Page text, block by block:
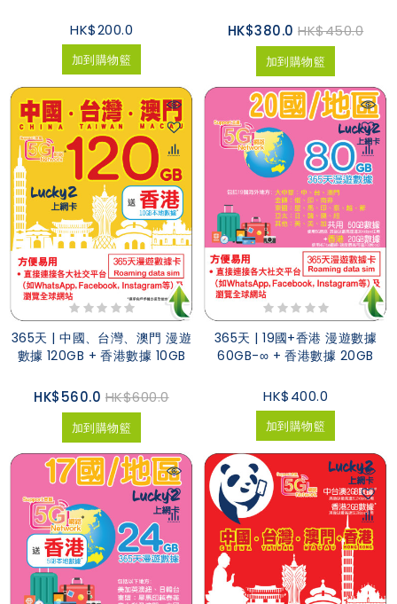
HK$200.0
加到購物籃
HK$380.0 HK$450.0
加到購物籃
365天 | 中國、台灣、澳門 漫遊
數據 120GB + 香港數據 10GB
HK$560.0 HK$600.0
加到購物籃
365天 | 19國+香港 漫遊數據
60GB-∞ + 香港數據 20GB
HK$400.0
加到購物籃